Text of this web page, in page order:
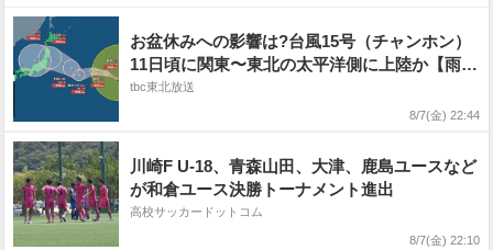
お盆休みへの影響は?台風15号（チャンホン）
11日頃に関東〜東北の太平洋側に上陸か【雨風
シミュレーション7日〜12日】
tbc東北放送
8/7(金) 22:44
川崎F U-18、青森山田、大津、鹿島ユースなど
が和倉ユース決勝トーナメント進出
高校サッカードットコム
8/7(金) 22:10